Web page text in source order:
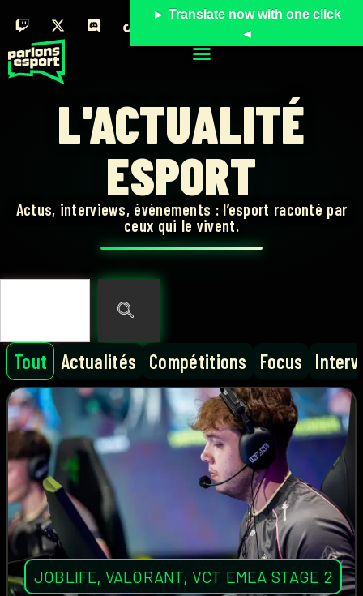
L'ACTUALITÉ
ESPORT
Actus, interviews, évènements : l’esport raconté par
ceux qui le vivent.
Actualités Compétitions Focus
Tout
JOBLIFE, VALORANT, VCT EMEA STAGE 2
► Translate now with one click
◄